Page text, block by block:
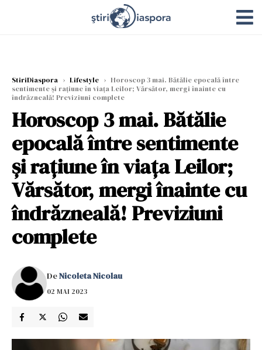
StiriDiaspora › Lifestyle › Horoscop 3 mai. Bătălie epocală între
sentimente și rațiune în viața Leilor; Vărsător, mergi înainte cu
îndrăzneală! Previziuni complete
Horoscop 3 mai. Bătălie
epocală între sentimente
și rațiune în viața Leilor;
Vărsător, mergi înainte cu
îndrăzneală! Previziuni
complete
DeNicoleta Nicolau
02 MAI 2023